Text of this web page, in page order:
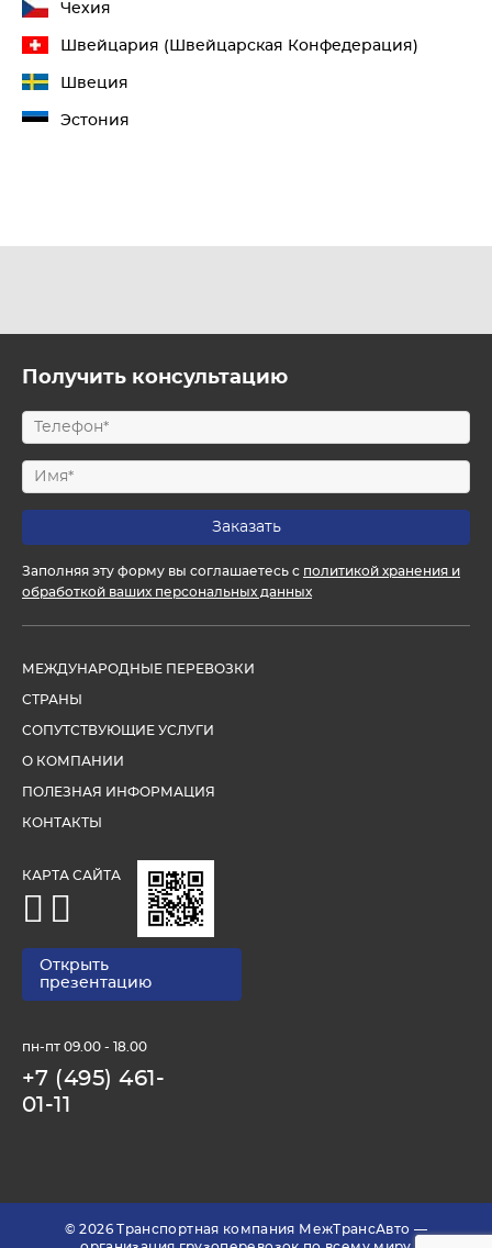
Чехия
Швейцария (Швейцарская Конфедерация)
Швеция
Эстония
Получить консультацию
Заполняя эту форму вы соглашаетесь с политикой хранения и
обработкой ваших персональных данных
МЕЖДУНАРОДНЫЕ ПЕРЕВОЗКИ
СТРАНЫ
СОПУТСТВУЮЩИЕ УСЛУГИ
О КОМПАНИИ
ПОЛЕЗНАЯ ИНФОРМАЦИЯ
КОНТАКТЫ
КАРТА САЙТА
Открыть
презентацию
пн-пт 09.00 - 18.00
+7 (495) 461-
01-11
© 2026 Транспортная компания МежТрансАвто —